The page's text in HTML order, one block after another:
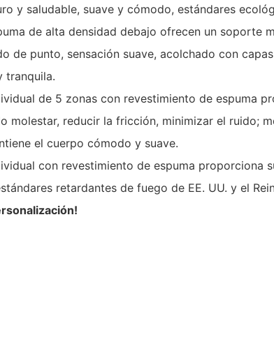
y saludable, suave y cómodo, estándares
de alta densidad debajo ofrecen un soporte
punto, sensación suave, acolchado con
tranquila.
de 5 zonas con revestimiento de espuma
molestar, reducir la fricción, minimizar el ruido;
el cuerpo cómodo y suave.
con revestimiento de espuma proporciona
retardantes de fuego de EE. UU. y el